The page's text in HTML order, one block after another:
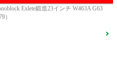
車検2027年01月 走行8,500km
ルフハルトゲ20インチアルミホイール
Exlete鍛造23インチ W463A G63
）